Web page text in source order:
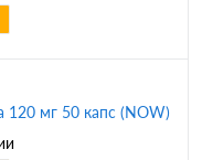
120 мг 50 капс (NOW)